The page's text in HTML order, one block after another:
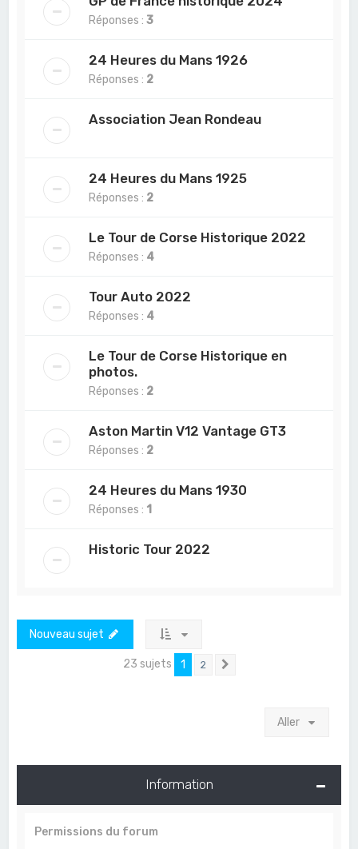
Réponses :3
24 Heures du Mans 1926
Réponses : 2
Association Jean Rondeau
24 Heures du Mans 1925
Réponses : 2
Le Tour de Corse Historique 2022
Réponses : 4
Tour Auto 2022
Réponses : 4
Le Tour de Corse Historique en
photos.
Réponses : 2
Aston Martin V12 Vantage GT3
Réponses : 2
24 Heures du Mans 1930
Réponses : 1
Historic Tour 2022
Nouveau sujet
23 sujets 1 2
Aller
Information
Permissions du forum